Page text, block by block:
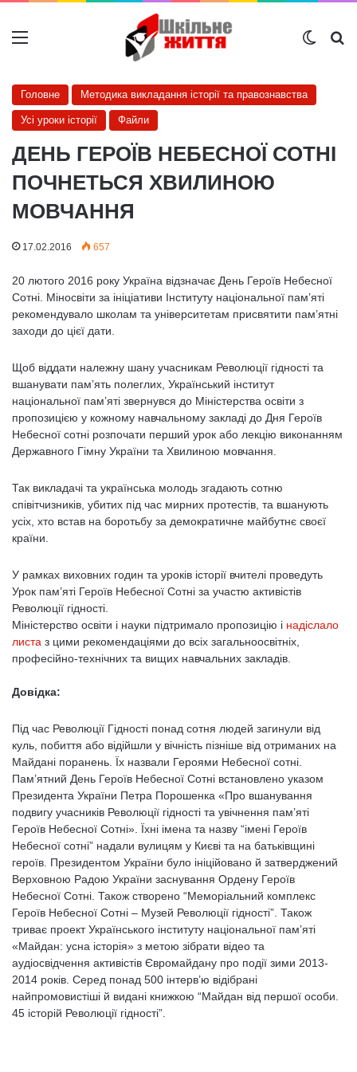
Меню
Головне Методика викладання історії та правознавства
Усі уроки історії Файли
ДЕНЬ ГЕРОЇВ НЕБЕСНОЇ СОТНІ
ПОЧНЕТЬСЯ ХВИЛИНОЮ
МОВЧАННЯ
17.02.2016 657
20 лютого 2016 року Україна відзначає День Героїв Небесної
Сотні. Міносвіти за ініціативи Інституту національної пам’яті
рекомендувало школам та університетам присвятити пам’ятні
заходи до цієї дати.
Щоб віддати належну шану учасникам Революції гідності та
вшанувати пам’ять полеглих, Український інститут
національної пам’яті звернувся до Міністерства освіти з
пропозицією у кожному навчальному закладі до Дня Героїв
Небесної сотні розпочати перший урок або лекцію виконанням
Державного Гімну України та Хвилиною мовчання.
Так викладачі та українська молодь згадають сотню
співітчизників, убитих під час мирних протестів, та вшанують
усіх, хто встав на боротьбу за демократичне майбутнє своєї
країни.
У рамках виховних годин та уроків історії вчителі проведуть
Урок пам’яті Героїв Небесної Сотні за участю активістів
Революції гідності.
Міністерство освіти і науки підтримало пропозицію і надіслало
листа з цими рекомендаціями до всіх загальноосвітніх,
професійно-технічних та вищих навчальних закладів.
Довідка:
Під час Революції Гідності понад сотня людей загинули від
куль, побиття або відійшли у вічність пізніше від отриманих на
Майдані поранень. Їх назвали Героями Небесної сотні.
Пам’ятний День Героїв Небесної Сотні встановлено указом
Президента України Петра Порошенка «Про вшанування
подвигу учасників Революції гідності та увічнення пам’яті
Героїв Небесної Сотні». Їхні імена та назву “імені Героїв
Небесної сотні” надали вулицям у Києві та на батьківщині
героїв. Президентом України було ініційовано й затверджений
Верховною Радою України заснування Ордену Героїв
Небесної Сотні. Також створено “Меморіальний комплекс
Героїв Небесної Сотні – Музей Революції гідності”. Також
триває проект Українського інституту національної пам’яті
«Майдан: усна історія» з метою зібрати відео та
аудіосвідчення активістів Євромайдану про події зими 2013-
2014 років. Серед понад 500 інтерв’ю відібрані
найпромовистіші й видані книжкою “Майдан від першої особи.
45 історій Революції гідності”.